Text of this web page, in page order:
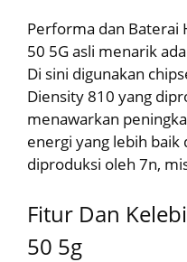
Performa dan Baterai
50 5G asli menarik
Di sini digunakan
Diensity 810 yang
menawarkan
energi yang lebih baik
diproduksi oleh 7n,
Fitur Dan
50 5g